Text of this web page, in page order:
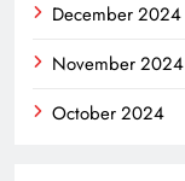
December 2024
November 2024
October 2024